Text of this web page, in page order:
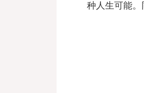
种人生可能。